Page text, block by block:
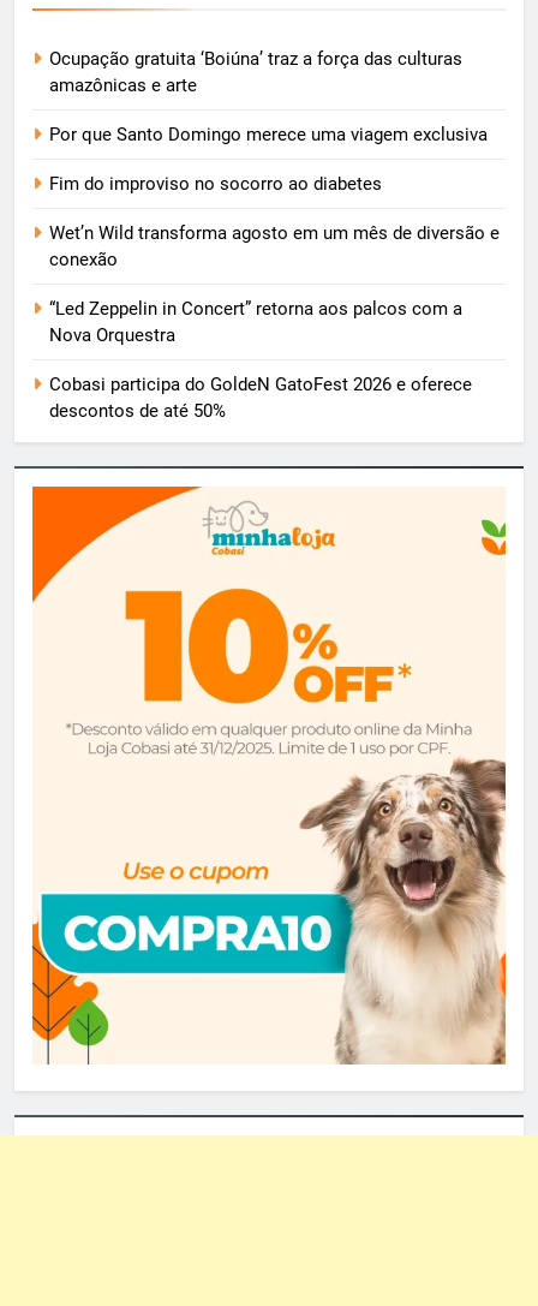
Ocupação gratuita ‘Boiúna’ traz a força das culturas
amazônicas e arte
Por que Santo Domingo merece uma viagem exclusiva
Fim do improviso no socorro ao diabetes
Wet’n Wild transforma agosto em um mês de diversão e
conexão
“Led Zeppelin in Concert” retorna aos palcos com a
Nova Orquestra
Cobasi participa do GoldeN GatoFest 2026 e oferece
descontos de até 50%